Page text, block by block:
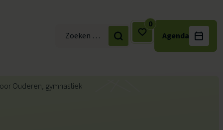
Zoek naar:
0
Agenda